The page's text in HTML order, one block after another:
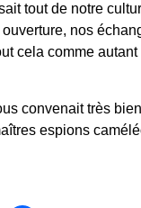
tout de notre
nos
cela comme autant
convenait très
espions